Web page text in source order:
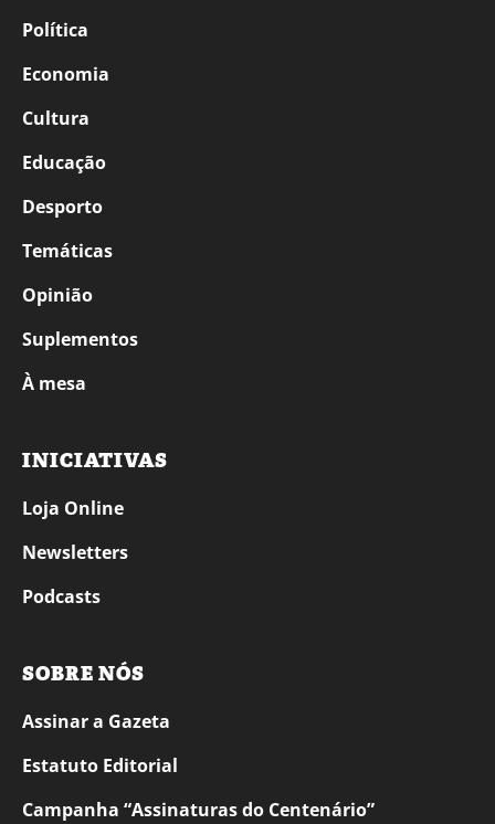
Política
Economia
Cultura
Educação
Desporto
Temáticas
Opinião
Suplementos
À mesa
INICIATIVAS
Loja Online
Newsletters
Podcasts
SOBRE NÓS
Assinar a Gazeta
Estatuto Editorial
Campanha “Assinaturas do Centenário”